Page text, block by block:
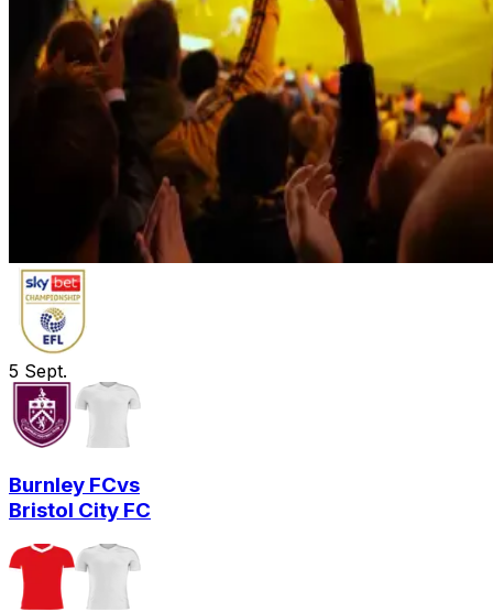
5 Sept.
Burnley FCvs
Bristol City FC